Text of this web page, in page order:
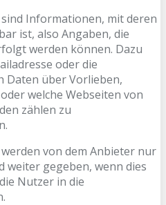
Informationen, mit deren
ist, also Angaben, die
werden können. Dazu
oder die
Daten über Vorlieben,
welche Webseiten von
zählen zu
von dem Anbieter nur
gegeben, wenn dies
Nutzer in die